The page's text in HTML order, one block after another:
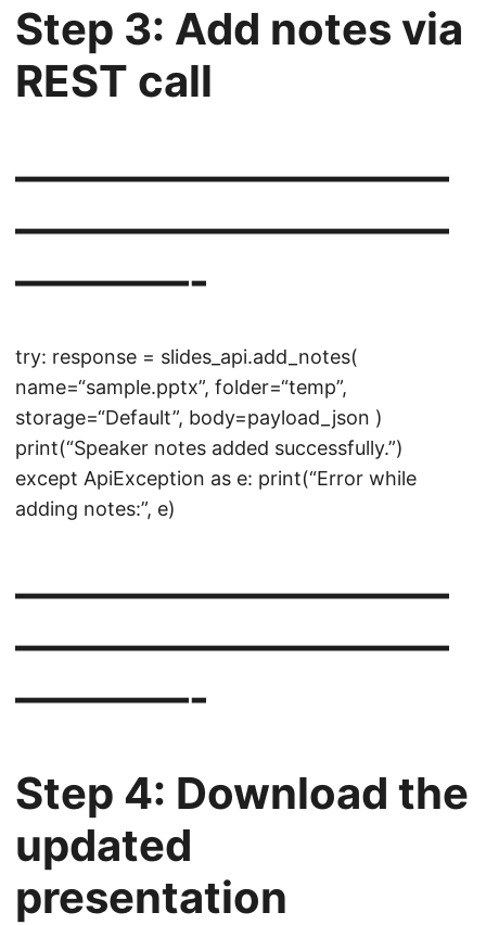
Step 3: Add notes via
REST call
——————————
——————————
————-
try: response = slides_api.add_notes(
name=“sample.pptx”, folder=“temp”,
storage=“Default”, body=payload_json )
print(“Speaker notes added successfully.”)
except ApiException as e: print(“Error while
adding notes:”, e)
——————————
——————————
————-
Step 4: Download the
updated
presentation